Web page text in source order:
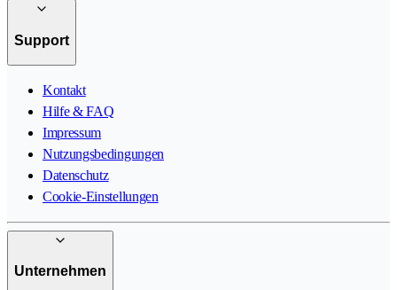
Support
Kontakt
Hilfe & FAQ
Impressum
Nutzungsbedingungen
Datenschutz
Cookie-Einstellungen
Unternehmen